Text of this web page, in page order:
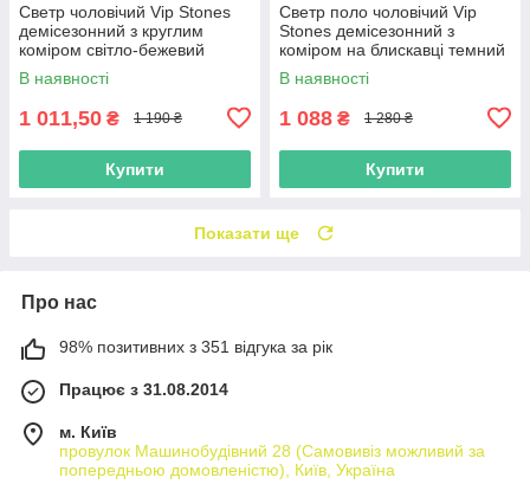
Светр чоловічий Vip Stones
демісезонний з круглим
коміром світло-бежевий
В наявності
1 011,50 ₴ 1 190 ₴
Купити
Светр поло чоловічий Vip
Stones демісезонний з
коміром на блискавці темний
беж
В наявності
1 088 ₴ 1 280 ₴
Купити
Показати ще
Про нас
98% позитивних з 351 відгука за рік
Працює з 31.08.2014
м. Київ
провулок Машинобудівний 28 (Самовивіз можливий за
попередньою домовленістю), Київ, Україна